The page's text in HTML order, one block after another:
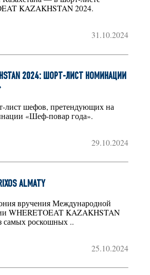
KAZAKHSTAN 2024.
31.10.2024
2024: ШОРТ-ЛИСТ НОМИНАЦИИ
лист шефов, претендующих на
«Шеф-повар года».
29.10.2024
ALMATY
вручения Международной
WHERETOEAT KAZAKHSTAN
самых роскошных ..
25.10.2024